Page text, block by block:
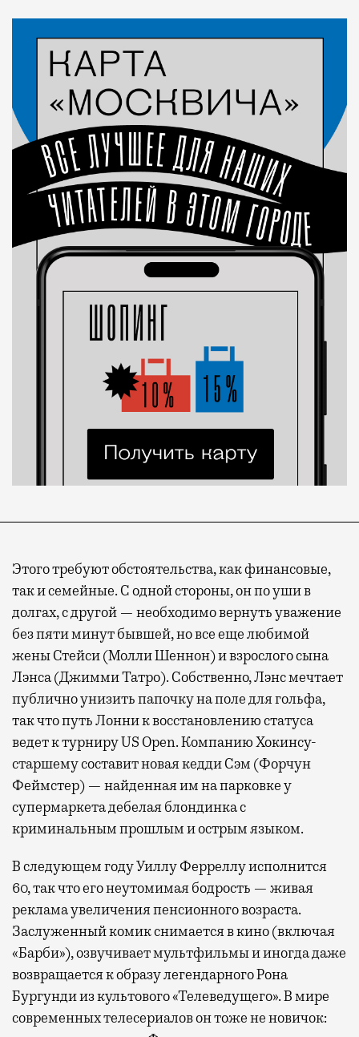
Этого требуют обстоятельства, как финансовые,
так и семейные. С одной стороны, он по уши в
долгах, с другой — необходимо вернуть уважение
без пяти минут бывшей, но все еще любимой
жены Стейси (Молли Шеннон) и взрослого сына
Лэнса (Джимми Татро). Собственно, Лэнс мечтает
публично унизить папочку на поле для гольфа,
так что путь Лонни к восстановлению статуса
ведет к турниру US Open. Компанию Хокинсу-
старшему составит новая кедди Сэм (Форчун
Феймстер) — найденная им на парковке у
супермаркета дебелая блондинка с
криминальным прошлым и острым языком.
В следующем году Уиллу Ферреллу исполнится
60, так что его неутомимая бодрость — живая
реклама увеличения пенсионного возраста.
Заслуженный комик снимается в кино (включая
«Барби»), озвучивает мультфильмы и иногда даже
возвращается к образу легендарного Рона
Бургунди из культового «Телеведущего». В мире
современных телесериалов он тоже не новичок: